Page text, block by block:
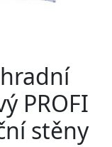
PROFI
stěny